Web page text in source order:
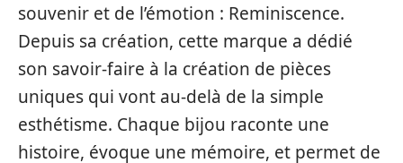
souvenir et de l’émotion : Reminiscence.
Depuis sa création, cette marque a dédié
son savoir-faire à la création de pièces
uniques qui vont au-delà de la simple
esthétisme. Chaque bijou raconte une
histoire, évoque une mémoire, et permet de